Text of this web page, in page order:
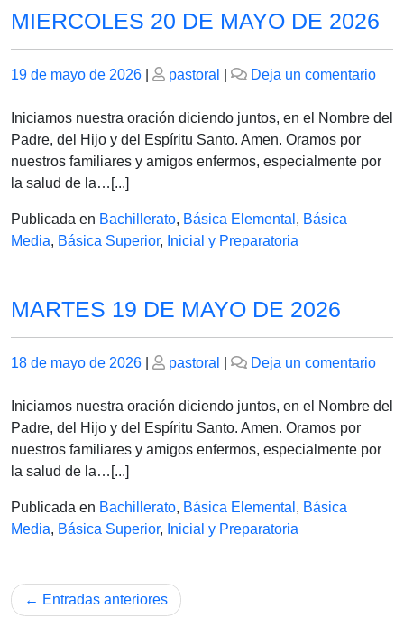
MIERCOLES 20 DE MAYO DE 2026
Publicado
19 de mayo de 2026
Publicado
pastoral Deja un comentarioen
20
Iniciamos nuestra oración diciendo juntos, en el Nombre del
Padre, del Hijo y del Espíritu Santo. Amen. Oramos por
nuestros familiares y amigos enfermos, especialmente por
la salud de la…[...]
Publicada en Bachillerato, Básica Elemental , Básica
Media, Básica Superior, Inicial y Preparatoria
MARTES 19 DE MAYO DE 2026
Publicado
18 de mayo de 2026
Publicado
pastoral Deja un comentarioen
19
Iniciamos nuestra oración diciendo juntos, en el Nombre del
Padre, del Hijo y del Espíritu Santo. Amen. Oramos por
nuestros familiares y amigos enfermos, especialmente por
la salud de la…[...]
Publicada en Bachillerato, Básica Elemental , Básica
Media, Básica Superior, Inicial y Preparatoria
Navegación
de
Entradas anteriores